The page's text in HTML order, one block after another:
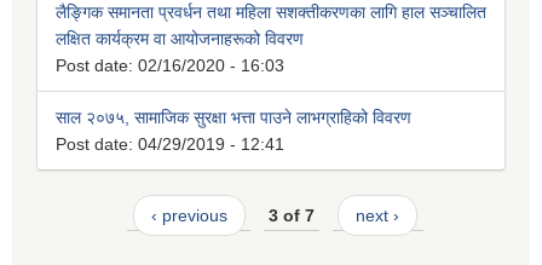
लैङ्गिक समानता प्रवर्धन तथा महिला सशक्तीकरणका लागि हाल सञ्चालित
लक्षित कार्यक्रम वा आयोजनाहरूको विवरण
Post date: 02/16/2020 - 16:03
साल २०७५, सामाजिक सुरक्षा भत्ता पाउने लाभग्राहिको विवरण
Post date: 04/29/2019 - 12:41
‹ previous 3 of 7 next ›